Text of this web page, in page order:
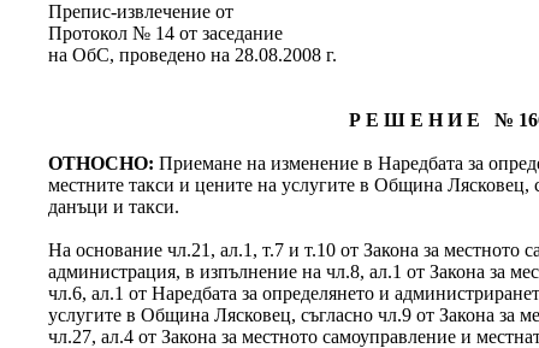
Препис-извлечение от
Протокол № 14 от заседание
на ОбС, проведено на 28.08.2008 г.
Р Е Ш Е Н И Е №
ОТНОСНО:Приемане на изменение в Наредбата за
местните такси и цените на услугите в Община Лясковец,
данъци и такси.
На основание чл.21, ал.1, т.7 и т.10 от Закона за местното
администрация, в изпълнение на чл.8, ал.1 от Закона за
чл.6, ал.1 от Наредбата за определянето и
услугите в Община Лясковец, съгласно чл.9 от Закона за
чл.27, ал.4 от Закона за местното самоуправление и